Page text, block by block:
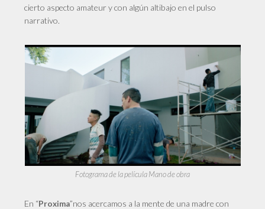
cierto aspecto amateur y con algún altibajo en el pulso
narrativo.
Fotograma de la película Mano de obra
En “Proxima”nos acercamos a la mente de una madre con